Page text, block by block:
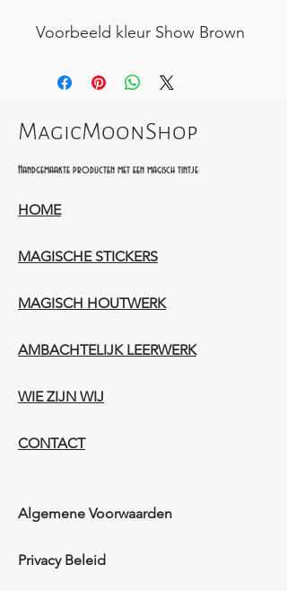
Voorbeeld kleur Show Brown
MagicMoonShop
Handgemaakte producten met een magisch tintje
HOME
MAGISCHE STICKERS
MAGISCH HOUTWERK
AMBACHTELIJK LEERWERK​
WIE ZIJN WIJ​​
CONTACT
Algemene Voorwaarden
Privacy Beleid